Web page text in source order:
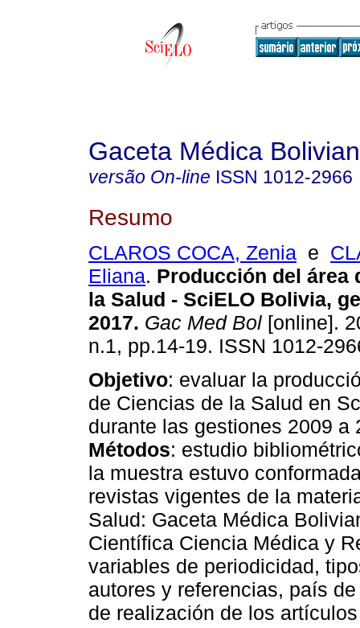
Gaceta Médica
versão On-line ISSN 1012-2966
Resumo
CLAROS COCA, Zenia e
Eliana. Producción del área
la Salud - SciELO Bolivia,
2017. Gac Med Bol [online].
n.1, pp.14-19. ISSN 1012-
Objetivo: evaluar la
de Ciencias de la Salud en
durante las gestiones 2009 a
Métodos: estudio
la muestra estuvo
revistas vigentes de la
Salud: Gaceta Médica
Científica Ciencia Médica y
variables de periodicidad,
autores y referencias, país
de realización de los